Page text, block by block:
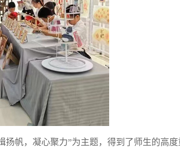
帆，凝心聚力”为主题，得到了师生的高度